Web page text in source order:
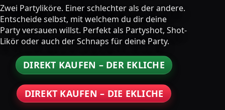
Zwei Partyliköre. Einer schlechter als der andere.
Entscheide selbst, mit welchem du dir deine
Party versauen willst. Perfekt als Partyshot, Shot-
Likör oder auch der Schnaps für deine Party.
DIREKT KAUFEN – DER EKLICHE
DIREKT KAUFEN – DIE EKLICHE